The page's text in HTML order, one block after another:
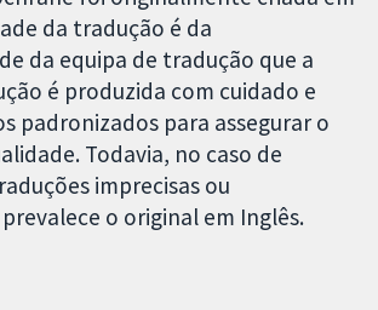
da tradução é da
da equipa de tradução que a
é produzida com cuidado e
padronizados para assegurar o
Todavia, no caso de
imprecisas ou
o original em Inglês.